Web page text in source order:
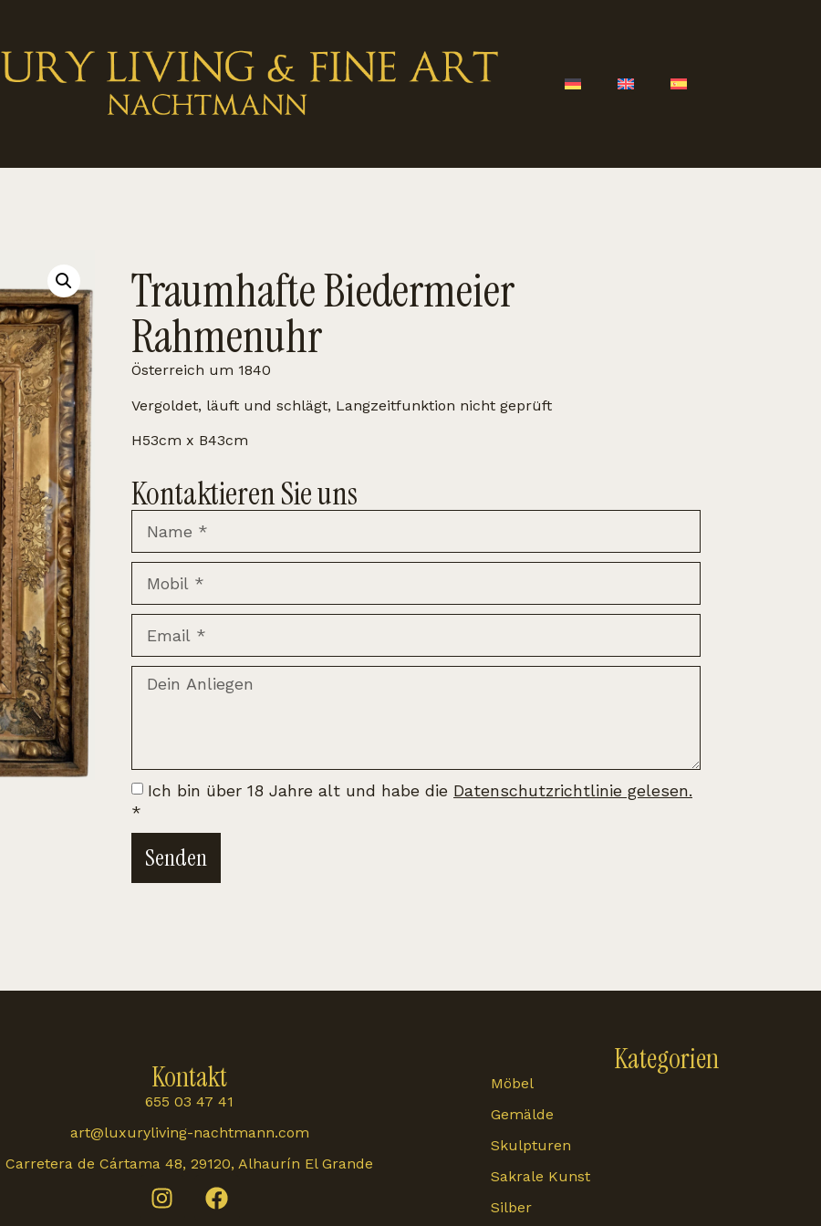
Traumhafte Biedermeier
Rahmenuhr
Österreich um 1840
Vergoldet, läuft und schlägt, Langzeitfunktion nicht geprüft
H53cm x B43cm
Kontaktieren Sie uns
Ich bin über 18 Jahre alt und habe die Datenschutzrichtlinie gelesen.
*
Senden
Kontakt
655 03 47 41
art@luxuryliving-nachtmann.com
Carretera de Cártama 48, 29120, Alhaurín El Grande
Kategorien
Möbel
Gemälde
Skulpturen
Sakrale Kunst
Silber